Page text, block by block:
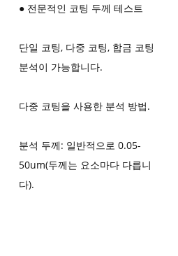
● 전문적인 코팅 두께 테스트
단일 코팅, 다중 코팅, 합금 코팅
분석이 가능합니다.
다중 코팅을 사용한 분석 방법.
분석 두께: 일반적으로 0.05-
50um(두께는 요소마다 다릅니
다).